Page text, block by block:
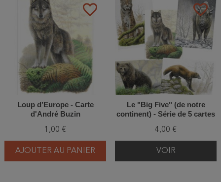
favorite_border
Loup d’Europe - Carte
d'André Buzin
1,00 €
AJOUTER AU PANIER
favorite_border
Le "Big Five" (de notre
continent) - Série de 5 cartes
4,00 €
VOIR